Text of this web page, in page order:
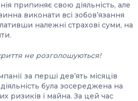
припиняє свою діяльність, але
виконати всі зобов’язання
належні страхові суми, на
не розголошуються!
за перші дев’ять місяців
була зосереджена на
ризиків і майна. За цей час